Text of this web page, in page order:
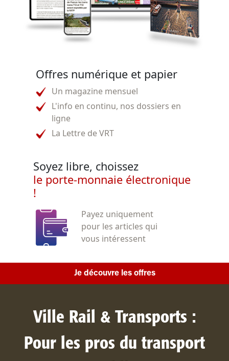
Offres numérique et papier
Un magazine mensuel
L'info en continu, nos dossiers en
ligne
La Lettre de VRT
Soyez libre, choissez
le porte-monnaie électronique
!
Payez uniquement
pour les articles qui
vous intéressent
Je découvre les offres
Ville Rail & Transports :
Pour les pros du transport